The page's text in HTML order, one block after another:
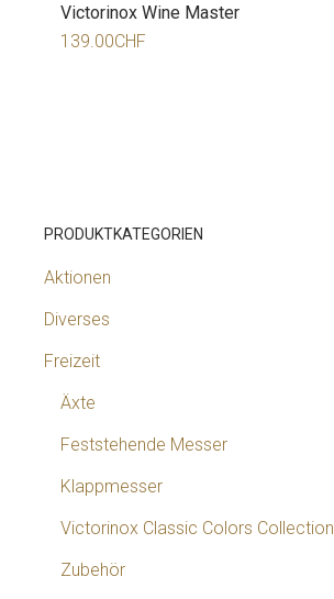
Victorinox Wine Master
139.00CHF
PRODUKTKATEGORIEN
Aktionen
Diverses
Freizeit
Äxte
Feststehende Messer
Klappmesser
Victorinox Classic Colors Collection
Zubehör